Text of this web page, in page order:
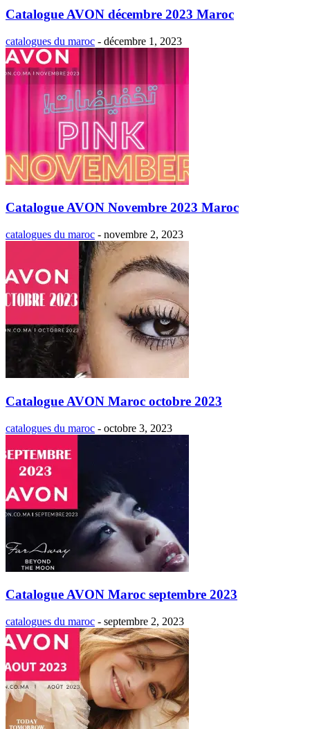
Catalogue AVON décembre 2023 Maroc
catalogues du maroc - décembre 1, 2023
Catalogue AVON Novembre 2023 Maroc
catalogues du maroc - novembre 2, 2023
Catalogue AVON Maroc octobre 2023
catalogues du maroc - octobre 3, 2023
Catalogue AVON Maroc septembre 2023
catalogues du maroc - septembre 2, 2023